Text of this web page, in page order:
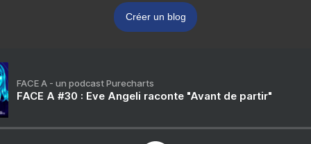
Créer un blog
FACE A - un podcast Purecharts
FACE A #30 : Eve Angeli raconte "Avant de partir"